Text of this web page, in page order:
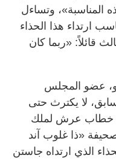
المناسبة»، وتساءل
ارتداء هذا الحذاء
قائلاً: «ربما كان
عضو المجلس
لا يكترث حتى
خطاب عرش لملك
«ذا غلوب آند
الذي ارتداه جاستن